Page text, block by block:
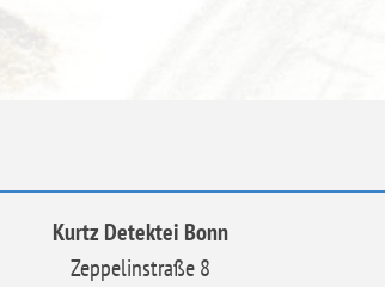
Kurtz Detektei Bonn
Zeppelinstraße 8